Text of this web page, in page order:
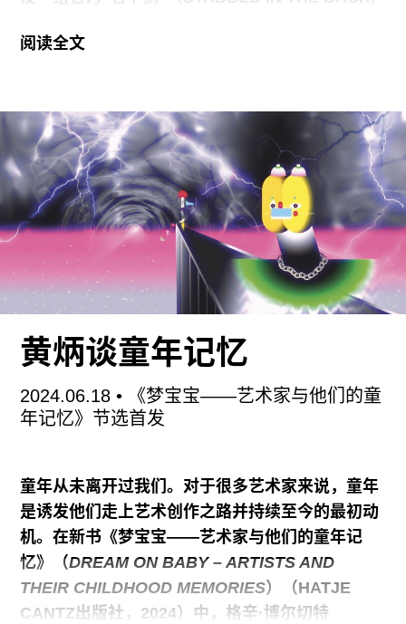
英国亚瑟王传说的该系列雕塑将二战时期的日本军
频，这些原始的影像素材几乎没有经过任何剪切、
加工或重新编排，如实展现出现代政治进程的一条
历史时间线。“这是一个可怕的，可怕的错误
，不
断播放的政治悔过记录让整个展场看起来既像一个
秩序井然的历史档案空间，又如一个即将滑向失控
的政治表演现场。展览将持续到8月17日。
2012年的时候，我在中国大陆的农村进行有关日军
向我提起他们对日本（人）的痛恨，因为日本政府
我试图跟村民们解释，日本政府曾经公开道过歉，
但是他们并不相信。那时起，我发现“国家道歉”是
式、道歉的人，以及接收道歉的人，这些因素都决
定着道歉是否有效，甚至是否存在。后来我开始去
找这些有关日本公开道歉的视频，在找的过程中，
又发现了更多国家的政治道歉。由于我平时看的新
闻大多是英文，所以最早的一批素材集中在西方国
家的道歉，像是第一段素材就是前西德总理威利·布
阅读全文
黄炳谈童年记忆
2024.06.18• 《梦宝宝——艺术家与他们的童
年记忆》节选首发
童年从未离开过我们。对于很多艺术家来说，童年
是诱发他们走上艺术创作之路并持续至今的最初动
机。在新书《梦宝宝——艺术家与他们的童年记
忆》（DREAM ON BABY – ARTISTS AND
THEIR CHILDHOOD MEMORIES）（HATJE
CANTZ出版社，2024）中，格辛·博尔切特